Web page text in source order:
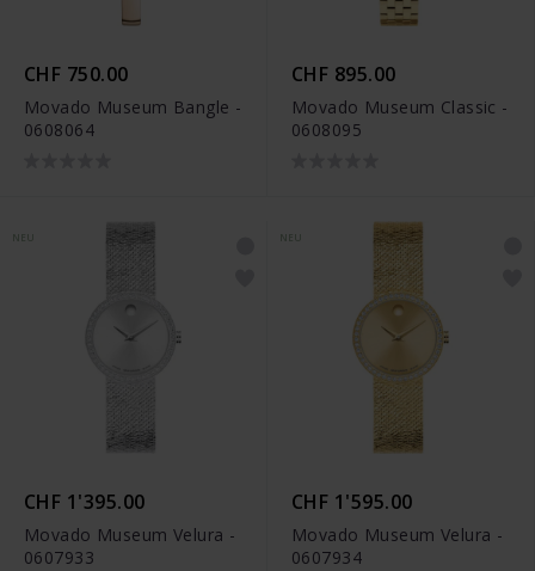
CHF 750.00
Movado Museum Bangle -
0608064
CHF 895.00
Movado Museum Classic -
0608095
CHF 1'395.00
Movado Museum Velura -
0607933
CHF 1'595.00
Movado Museum Velura -
0607934